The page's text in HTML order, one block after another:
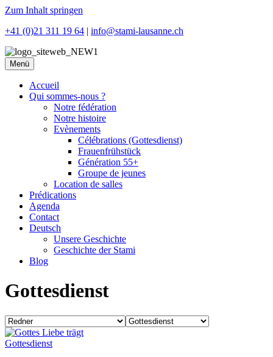
Zum Inhalt springen
+41 (0)21 311 19 64 | info@stami-lausanne.ch
Menü
Accueil
Qui sommes-nous ?
Notre fédération
Notre histoire
Evènements
Célébrations (Gottesdienst)
Frauenfrühstück
Génération 55+
Groupe de jeunes
Location de salles
Prédications
Agenda
Contact
Deutsch
Unsere Geschichte
Geschichte der Stami
Blog
Gottesdienst
Gottesdienst